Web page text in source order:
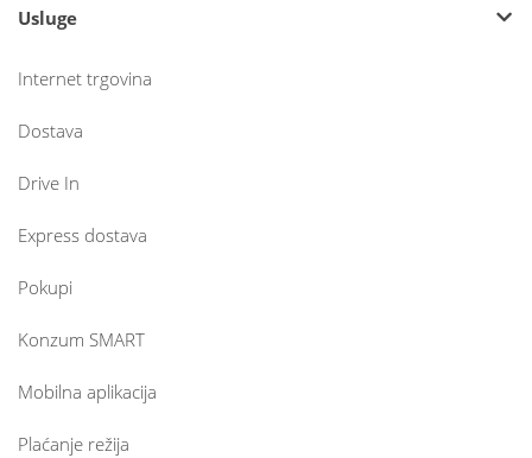
Usluge
Internet trgovina
Dostava
Drive In
Express dostava
Pokupi
Konzum SMART
Mobilna aplikacija
Plaćanje režija